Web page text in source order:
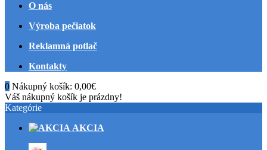
O nás
Výroba pečiatok
Reklamná potlač
Kontakty
0 Nákupný košík: 0,00€
Váš nákupný košík je prázdny!
Kategórie
AKCIA